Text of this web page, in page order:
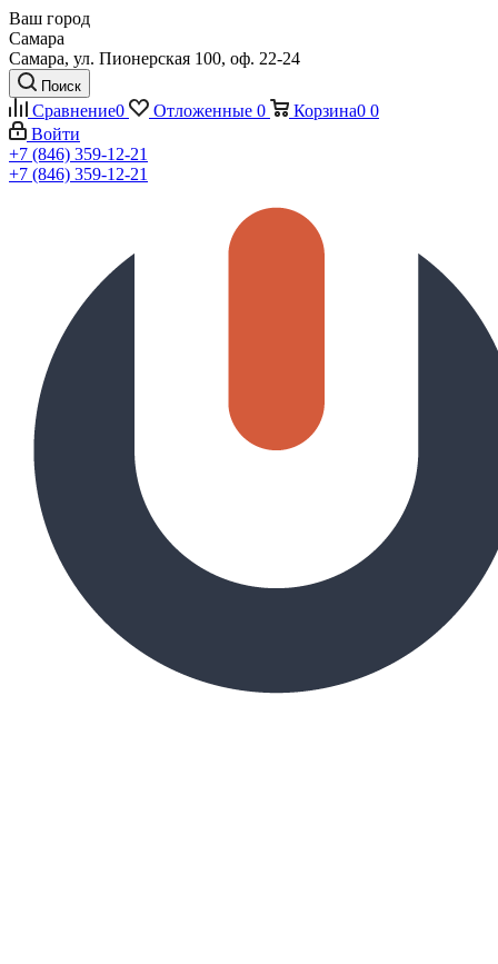
Ваш город
Самара
Самара, ул. Пионерская 100, оф. 22-24
Поиск
Сравнение0 Отложенные 0 Корзина0 0
Войти
+7 (846) 359-12-21
+7 (846) 359-12-21